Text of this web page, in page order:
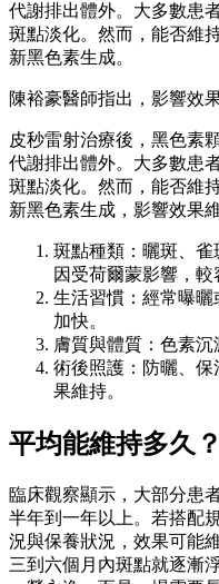
代謝排出體外。大多數患
斑點淡化。然而，能否維
新黑色素生成。
陳裕豪醫師指出，影響效
皮秒雷射治療後，黑色素
代謝排出體外。大多數患
斑點淡化。然而，能否維
新黑色素生成，影響效果
斑點種類：曬斑、
因受荷爾蒙影響，較
生活習慣：經常曝
加快。
膚質與體質：色素沉
術後照護：防曬、
果維持。
平均能維持多久？
臨床觀察顯示，大部分患
半年到一年以上。若搭配
況與保養狀況，效果可能
三到六個月內斑點就逐漸